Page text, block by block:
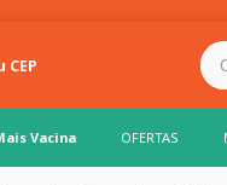
O que você precisa
Vacina OFERTAS